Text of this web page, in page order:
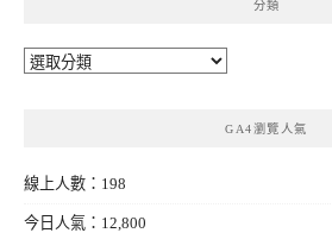
分類
分
GA4瀏覽人氣
線上人數：198
今日人氣：12,800